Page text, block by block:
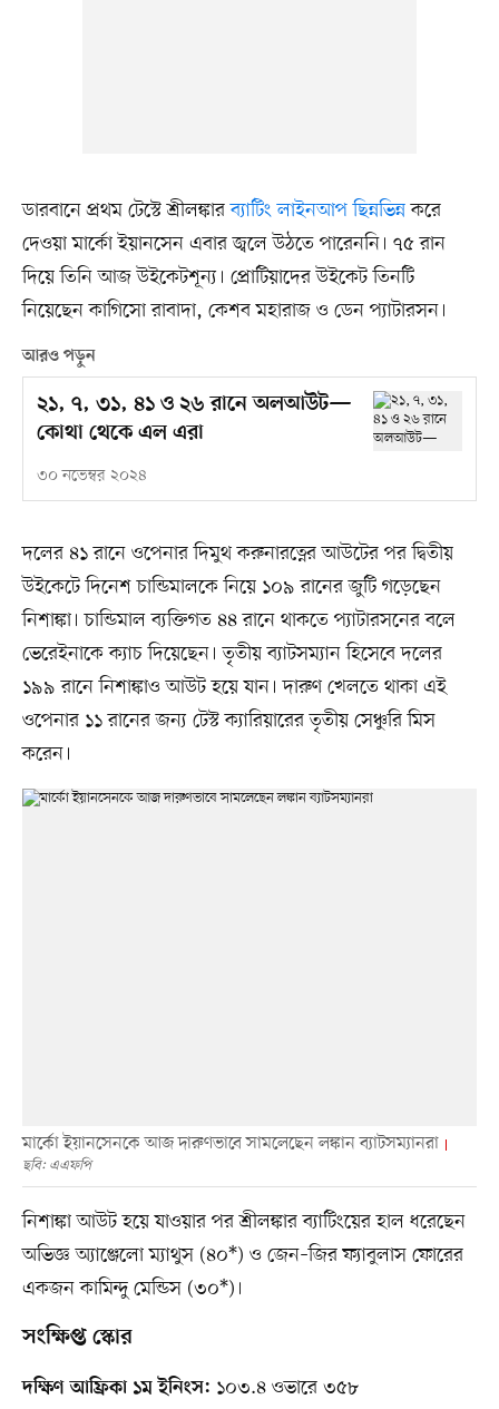
ডারবানে প্রথম টেস্টে শ্রীলঙ্কারব্যাটিং লাইনআপ ছিন্নভিন্নকরে
দেওয়া মার্কো ইয়ানসেন এবার জ্বলে উঠতে পারেননি। ৭৫ রান
দিয়ে তিনি আজ উইকেটশূন্য। প্রোটিয়াদের উইকেট তিনটি
নিয়েছেন কাগিসো রাবাদা, কেশব মহারাজ ও ডেন প্যাটারসন।
আরও পড়ুন
২১, ৭, ৩১, ৪১ ও ২৬ রানে অলআউট—
কোথা থেকে এল এরা
৩০ নভেম্বর ২০২৪
দলের ৪১ রানে ওপেনার দিমুথ করুনারত্নের আউটের পর দ্বিতীয়
উইকেটে দিনেশ চান্ডিমালকে নিয়ে ১০৯ রানের জুটি গড়েছেন
নিশাঙ্কা। চান্ডিমাল ব্যক্তিগত ৪৪ রানে থাকতে প্যাটারসনের বলে
ভেরেইনাকে ক্যাচ দিয়েছেন। তৃতীয় ব্যাটসম্যান হিসেবে দলের
১৯৯ রানে নিশাঙ্কাও আউট হয়ে যান। দারুণ খেলতে থাকা এই
ওপেনার ১১ রানের জন্য টেস্ট ক্যারিয়ারের তৃতীয় সেঞ্চুরি মিস
করেন।
মার্কো ইয়ানসেনকে আজ দারুণভাবে সামলেছেন লঙ্কান ব্যাটসম্যানরা
ছবি: এএফপি
নিশাঙ্কা আউট হয়ে যাওয়ার পর শ্রীলঙ্কার ব্যাটিংয়ের হাল ধরেছেন
অভিজ্ঞ অ্যাঞ্জেলো ম্যাথুস (৪০*) ও জেন–জির ফ্যাবুলাস ফোরের
একজন কামিন্দু মেন্ডিস (৩০*)।
সংক্ষিপ্ত স্কোর
দক্ষিণ আফ্রিকা ১ম ইনিংস: ১০৩.৪ ওভারে ৩৫৮